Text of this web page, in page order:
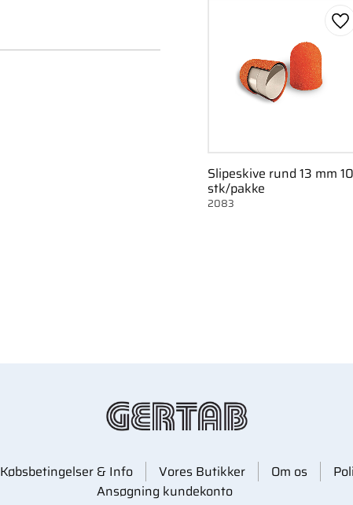
Slipeskive rund 13 mm 10
stk/pakke
2083
Købsbetingelser & Info Vores Butikker Om os
Ansøgning kundekonto